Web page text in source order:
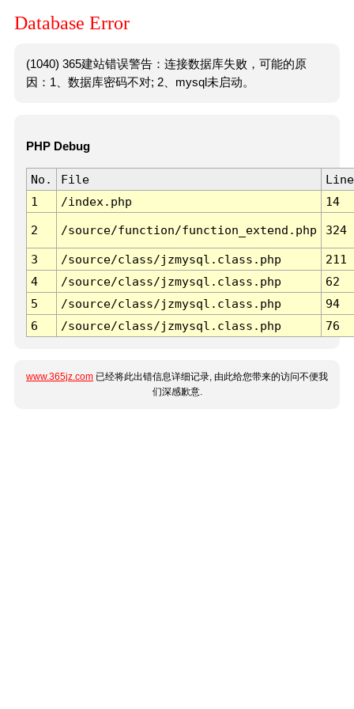
Database Error
(1040) 365建站错误警告：连接数据库失败，可能的原
因：1、数据库密码不对; 2、mysql未启动。
PHP Debug
No. File
Line
1
/index.php 14
2 /source/function/function_extend.php 324
3 /source/class/jzmysql.class.php
211
4
/source/class/jzmysql.class.php
62
5
/source/class/jzmysql.class.php
94
6
/source/class/jzmysql.class.php 76
www.365jz.com 已经将此出错信息详细记录, 由此给您带来的访问不便我
们深感歉意.